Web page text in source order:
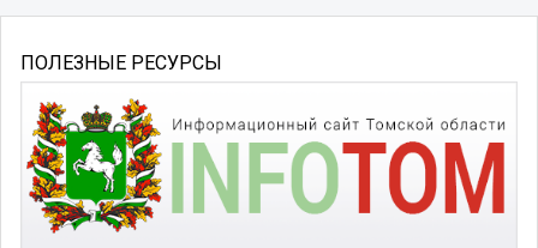
ПОЛЕЗНЫЕ РЕСУРСЫ